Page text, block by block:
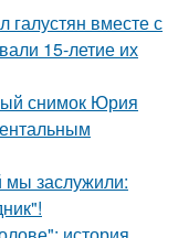
вместе с
15-летие их
снимок Юрия
мы заслужили: